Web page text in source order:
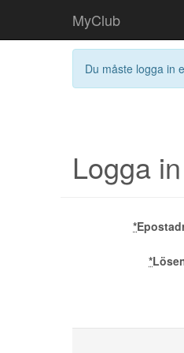
MyClub
Du måste logga in
Logga in
*
*